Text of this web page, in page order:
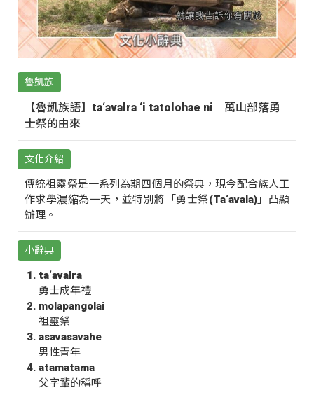
魯凱族
【魯凱族語】ta‘avalra ‘i tatolohae ni｜萬山部落勇
士祭的由來
文化介紹
傳統祖靈祭是一系列為期四個月的祭典，現今配合族人工
作求學濃縮為一天，並特別將「勇士祭(Ta‘avala)」凸顯
辦理。
小辭典
ta‘avalra
勇士成年禮
molapangolai
祖靈祭
asavasavahe
男性青年
atamatama
父字輩的稱呼